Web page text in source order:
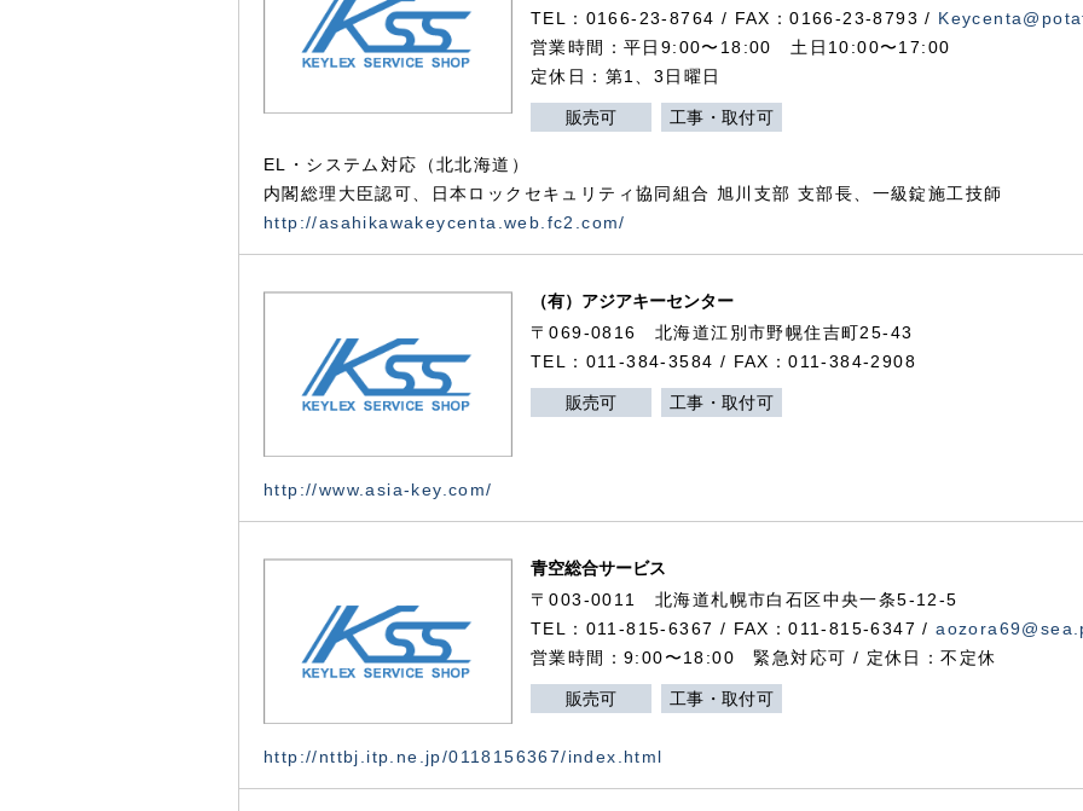
TEL：0166-23-8764 / FAX：0166-23-8793 /
営業時間：平日9:00〜18:00 土日10:00〜17:00
定休日：第1、3日曜日
販売可 工事・取付可
EL・システム対応（北北海道）
内閣総理大臣認可、日本ロックセキュリティ協同組合 旭川支部 支部長、一級錠施工技師
http://asahikawakeycenta.web.fc2.com/
（有）アジアキーセンター
〒069-0816 北海道江別市野幌住吉町25-43
TEL：011-384-3584 / FAX：011-384-2908
販売可 工事・取付可
http://www.asia-key.com/
青空総合サービス
〒003-0011 北海道札幌市白石区中央一条5-12-5
TEL：011-815-6367 / FAX：011-815-6347 /
営業時間：9:00〜18:00 緊急対応可 / 定休日：不定休
販売可 工事・取付可
http://nttbj.itp.ne.jp/0118156367/index.html